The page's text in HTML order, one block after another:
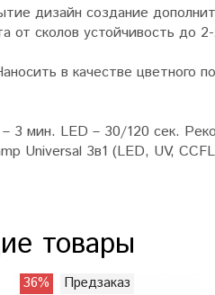
дизайн создание
от сколов устойчивость до
в качестве цветного
3 мин. LED – 30/120 сек.
Universal 3в1 (LED, UV,
товары
36% Предзаказ